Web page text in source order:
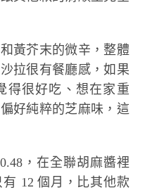
黃芥末的微辛，整體
拉很有餐廳感，如果
得很好吃、想在家重
好純粹的芝麻味，這
，在全聯胡麻醬裡
12 個月，比其他款